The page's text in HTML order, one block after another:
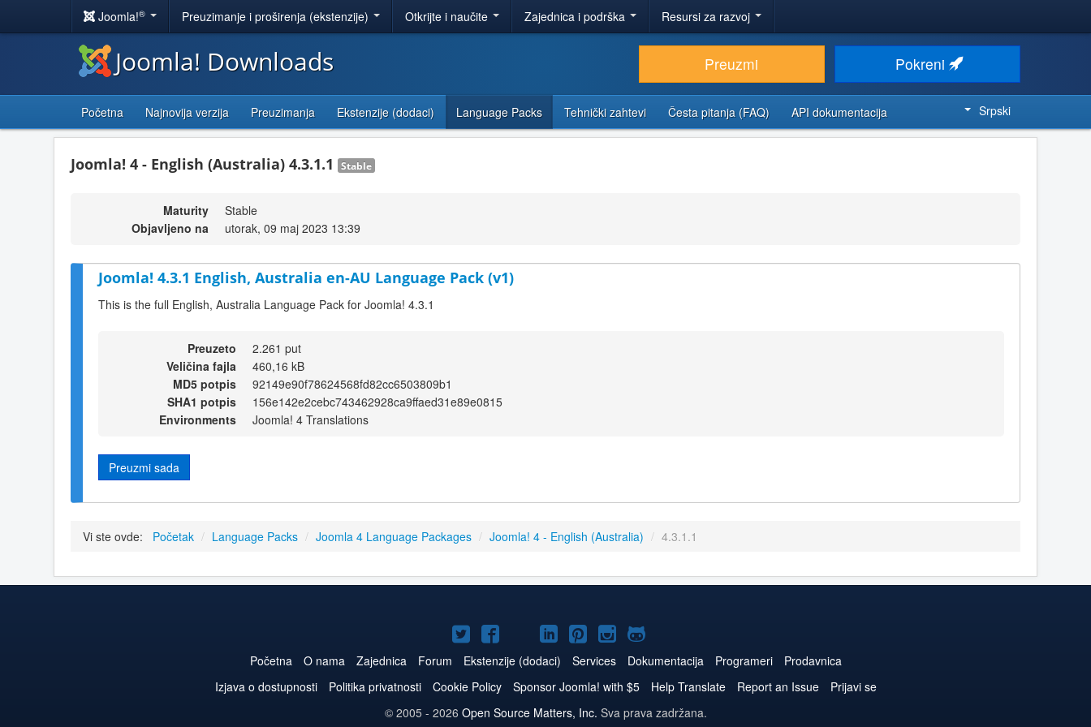
Joomla!® Preuzimanje i proširenja (ekstenzije) Otkrijte i naučite Zajednica i podrška Resursi za razvoj
Joomla! Downloads Preuzmi Pokreni
Početna Najnovija verzija Preuzimanja Ekstenzije (dodaci) Language Packs Tehnički zahtevi Česta pitanja (FAQ) API dokumentacija Srpski
Joomla! 4 - English (Australia) 4.3.1.1 Stable
Maturity
Stable
Objavljeno na
utorak, 09 maj 2023 13:39
Joomla! 4.3.1 English, Australia en-AU Language Pack (v1)
This is the full English, Australia Language Pack for Joomla! 4.3.1
Preuzeto
2.261 put
Veličina fajla
460,16 kB
MD5 potpis
92149e90f78624568fd82cc6503809b1
SHA1 potpis
156e142e2cebc743462928ca9ffaed31e89e0815
Environments
Joomla! 4 Translations
Preuzmi sada
Vi ste ovde: Početak / Language Packs / Joomla 4 Language Packages / Joomla! 4 - English (Australia) / 4.3.1.1
Joomla!
na
Twitteru
Joomla!
na
Facebooku
Joomla!
na
YouTube
Joomla!
naLinkedIn
Joomla!
na
Pinterest
Joomla!
na
Instagram
Joomla!
na
GitHub
Početna O nama Zajednica Forum Ekstenzije (dodaci) Services Dokumentacija Programeri
Prodavnica
Izjava o dostupnosti
Politika privatnosti Cookie Policy Sponsor Joomla! with $5 Help Translate Report an Issue
Prijavi se
© 2005 - 2026 Open Source Matters, Inc. Sva prava zadržana.